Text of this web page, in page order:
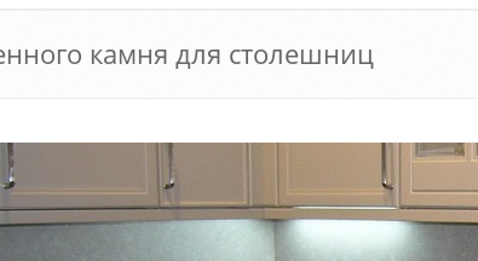
камня для столешниц